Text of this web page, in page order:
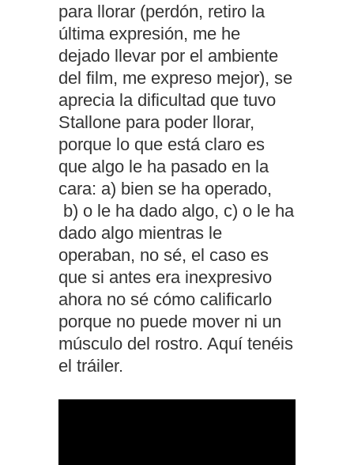
para llorar (perdón, retiro la
última expresión, me he
dejado llevar por el ambiente
del film, me expreso mejor), se
aprecia la dificultad que tuvo
Stallone para poder llorar,
porque lo que está claro es
que algo le ha pasado en la
cara: a) bien se ha operado,
b) o le ha dado algo, c) o le ha
dado algo mientras le
operaban, no sé, el caso es
que si antes era inexpresivo
ahora no sé cómo calificarlo
porque no puede mover ni un
músculo del rostro. Aquí tenéis
el tráiler.